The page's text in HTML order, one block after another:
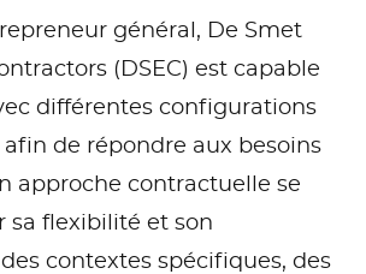
général, De Smet
(DSEC) est capable
différentes configurations
de répondre aux besoins
approche contractuelle se
sa flexibilité et son
contextes spécifiques, des